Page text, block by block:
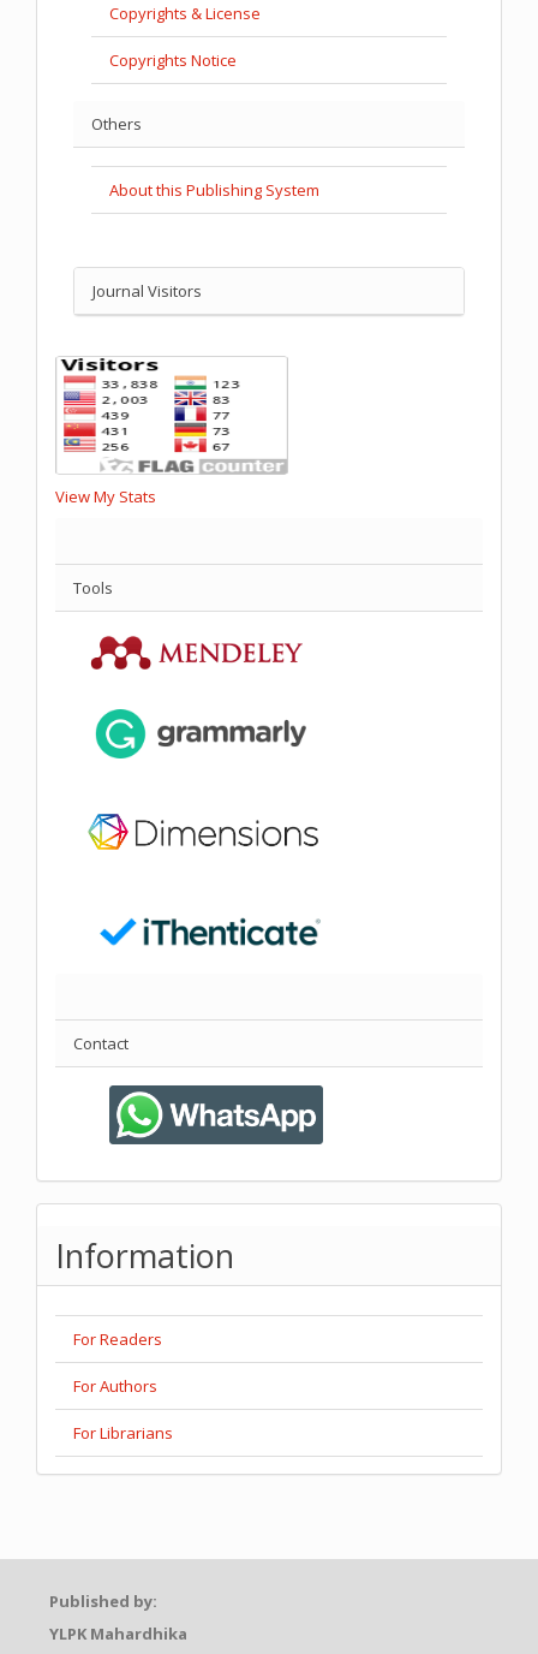
Copyrights & License
Copyrights Notice
Others
About this Publishing System
Journal Visitors
View My Stats
Tools
Contact
Information
For Readers
For Authors
For Librarians
Published by:
YLPK Mahardhika